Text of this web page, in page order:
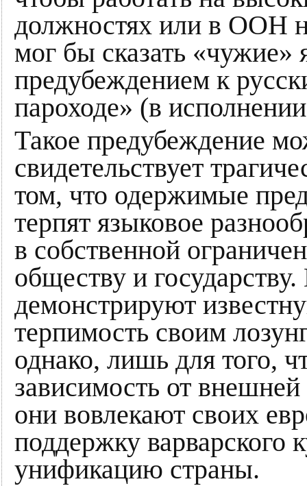
должностях или в ООН
мог бы сказать
предубеждением к
пароходе» (в
Такое предубеждение
свидетельствует
том, что одержимые
терпят языковое
в собственной
обществу и
демонстрируют
терпимость своим
однако, лишь для того,
зависимость от
они вовлекают своих
поддержку варварского
унификацию страны.